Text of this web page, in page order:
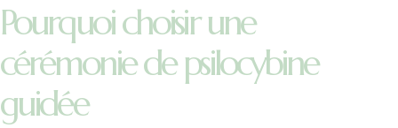
Pourquoi choisir une
cérémonie de psilocybine
guidée